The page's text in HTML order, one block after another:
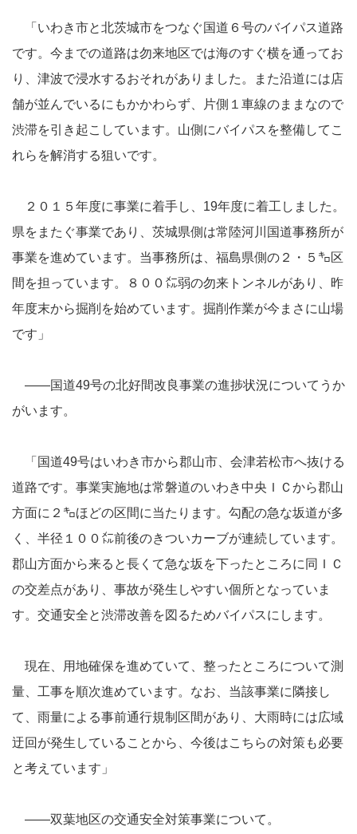
「いわき市と北茨城市をつなぐ国道６号のバイパス道路
です。今までの道路は勿来地区では海のすぐ横を通ってお
り、津波で浸水するおそれがありました。また沿道には店
舗が並んでいるにもかかわらず、片側１車線のままなので
渋滞を引き起こしています。山側にバイパスを整備してこ
れらを解消する狙いです。
２０１５年度に事業に着手し、19年度に着工しました。
県をまたぐ事業であり、茨城県側は常陸河川国道事務所が
事業を進めています。当事務所は、福島県側の２・５㌔区
間を担っています。８００㍍弱の勿来トンネルがあり、昨
年度末から掘削を始めています。掘削作業が今まさに山場
です」
――国道49号の北好間改良事業の進捗状況についてうか
がいます。
「国道49号はいわき市から郡山市、会津若松市へ抜ける
道路です。事業実施地は常磐道のいわき中央ＩＣから郡山
方面に２㌔ほどの区間に当たります。勾配の急な坂道が多
く、半径１００㍍前後のきついカーブが連続しています。
郡山方面から来ると長くて急な坂を下ったところに同ＩＣ
の交差点があり、事故が発生しやすい個所となっていま
す。交通安全と渋滞改善を図るためバイパスにします。
現在、用地確保を進めていて、整ったところについて測
量、工事を順次進めています。なお、当該事業に隣接し
て、雨量による事前通行規制区間があり、大雨時には広域
迂回が発生していることから、今後はこちらの対策も必要
と考えています」
――双葉地区の交通安全対策事業について。